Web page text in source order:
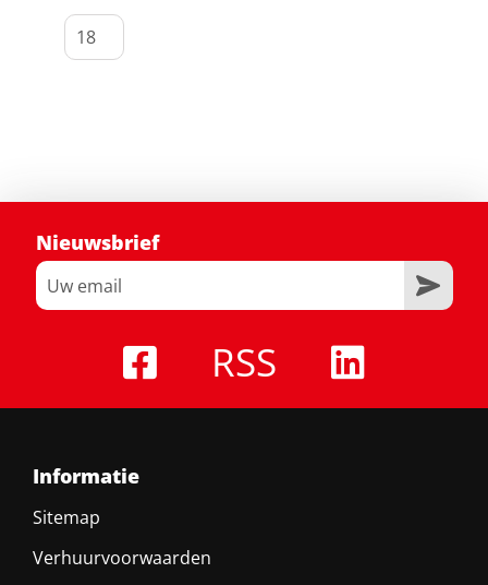
Nieuwsbrief
RSS
Informatie
Sitemap
Verhuurvoorwaarden